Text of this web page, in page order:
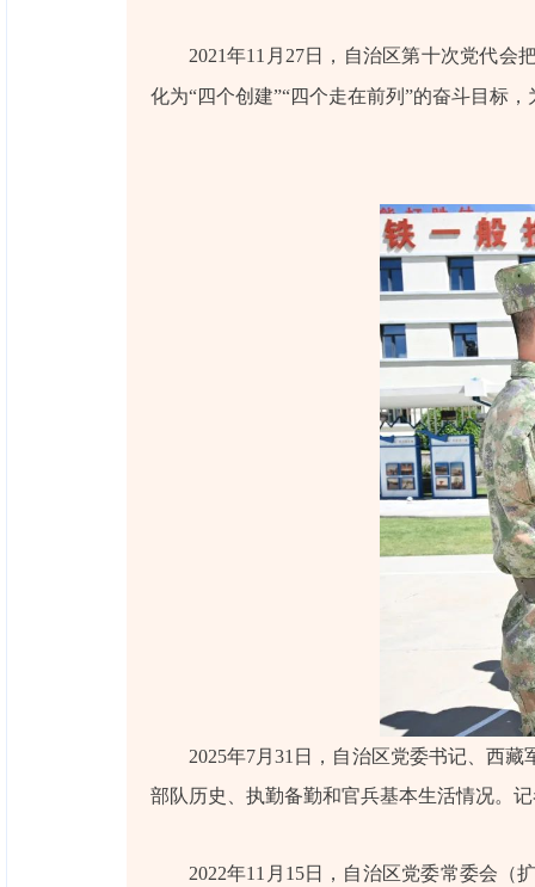
2021年11月27日，自治区第十次党代会
化为“四个创建”“四个走在前列”的奋斗目标
2025年7月31日，自治区党委书记、西
部队历史、执勤备勤和官兵基本生活情况。
2022年11月15日，自治区党委常委会